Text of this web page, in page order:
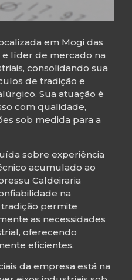
em Mogi das
e líder de mercado na
consolidando sua
de tradição e
Sua atuação é
com qualidade,
sob medida para a
sobre experiência
acumulado ao
Caldeiraria
na
tradição permite
as necessidades
oferecendo
eficientes.
da empresa está na